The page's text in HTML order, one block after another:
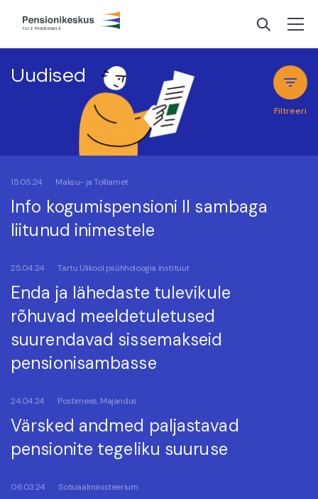
Uudised
Filtreeri
15.05.24 Maksu- ja Tolliamet
Info kogumispensioni II sambaga
liitunud inimestele
25.04.24 Tartu Ülikool psühholoogia instituut
Enda ja lähedaste tulevikule
rõhuvad meeldetuletused
suurendavad sissemakseid
pensionisambasse
24.04.24 Postimees, Majandus
Värsked andmed paljastavad
pensionite tegeliku suuruse
06.03.24 Sotsiaalministeerium